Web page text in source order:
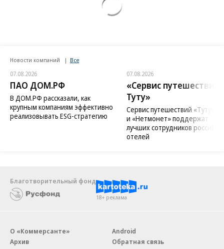
Новости компаний Все
07.08.2026
ПАО ДОМ.РФ
В ДОМ.РФ рассказали, как
крупным компаниям эффективно
реализовывать ESG-стратегию
07.08.2026
«Сервис путешествий
Туту»
Сервис путешествий «Туту»
и «Нетмонет» поддержат
лучших сотрудников
отелей
Благотворительный фонд
18+ реклама
О «Коммерсанте»
Архив
Android
Обратная связь